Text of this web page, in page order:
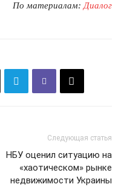
По материалам: Диалог
Следующая статья
НБУ оценил ситуацию на
«хаотическом» рынке
недвижимости Украины